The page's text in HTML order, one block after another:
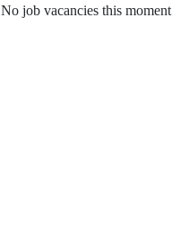
No job vacancies this moment